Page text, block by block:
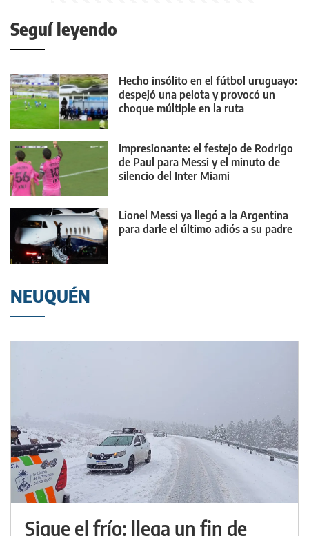
Seguí leyendo
Hecho insólito en el fútbol uruguayo:
despejó una pelota y provocó un
choque múltiple en la ruta
Impresionante: el festejo de Rodrigo
de Paul para Messi y el minuto de
silencio del Inter Miami
Lionel Messi ya llegó a la Argentina
para darle el último adiós a su padre
NEUQUÉN
Sigue el frío: llega un fin de